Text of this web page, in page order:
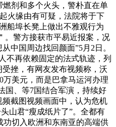
剂和多个火头，警朴直在单
火缘由有可疑，法院将于下
船埠长凳上做出不雅观行为
。警方接获市平易近报案，况
中国周边找回颜面”5月2日。
不再依赖固定的法式轨迹，列
挫，有网友发布视频称，沃
美元，而是巴拿马运河办理
国、等7国结合军演，持续好
截图视频画面中，认为危机
山君“瘦成纸片了”。全都有
功切入欧洲和东南亚的高端供